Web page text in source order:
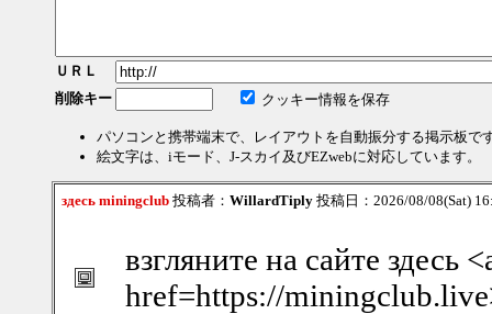
ＵＲＬ
削除キー
クッキー情報を保存
パソコンと携帯端末で、レイアウトを自動振分する掲示板で
絵文字は、iモード、J-スカイ及びEZwebに対応しています。
здесь miningclub 投稿者： WillardTiply 投稿日：2026/08/08(Sat)
взгляните на сайте здесь
href=https://